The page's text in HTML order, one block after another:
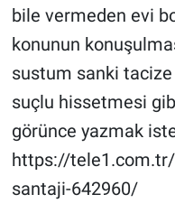
bile vermeden evi
konunun
sustum sanki tacize
suçlu hissetmesi
görünce yazmak
https://
santaji-642960/